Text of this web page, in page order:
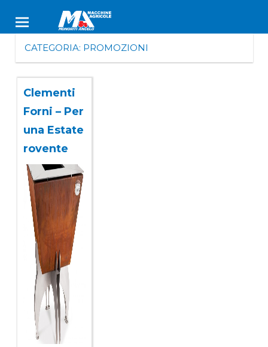
content
Angelo
Macchine
Agricole
dal
CATEGORIA: PROMOZIONI
Clementi
Forni – Per
una Estate
rovente